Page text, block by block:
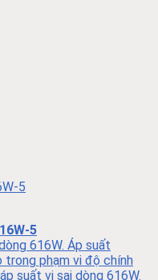
5
5
616W. Áp suất
phạm vi độ chính
suất vi sai dòng 616W.